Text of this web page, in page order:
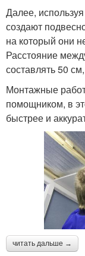
Далее,
создают
на который они
Расстояние
составлять 50
Монтажные
помощником, в
быстрее и
читать дальше →